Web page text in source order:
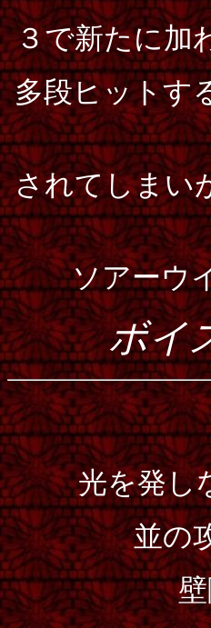
３で新たに加
多段ヒットす
されてしまい
ソアーウ
ボイ
光を発し
並の